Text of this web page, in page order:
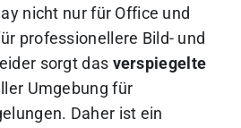
nicht nur für Office und
professionellere Bild- und
sorgt das verspiegelte
Umgebung für
Daher ist ein